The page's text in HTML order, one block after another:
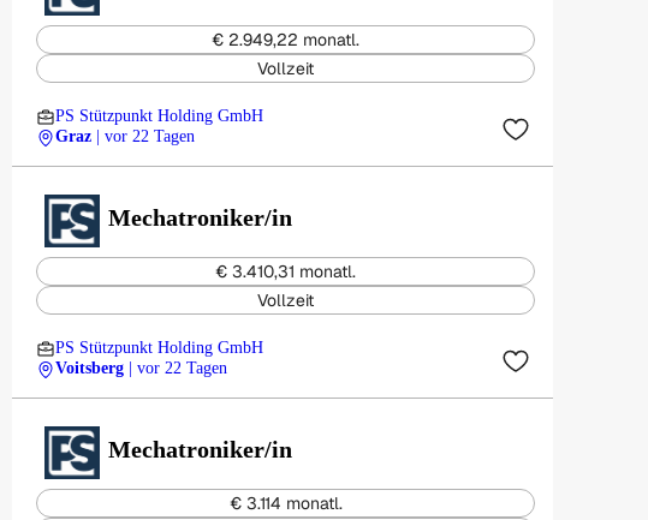
€ 2.949,22 monatl.
Vollzeit
PS Stützpunkt Holding GmbH
Graz
| vor 22 Tagen
Mechatroniker/in
€ 3.410,31 monatl.
Vollzeit
PS Stützpunkt Holding GmbH
Voitsberg
| vor 22 Tagen
Mechatroniker/in
€ 3.114 monatl.